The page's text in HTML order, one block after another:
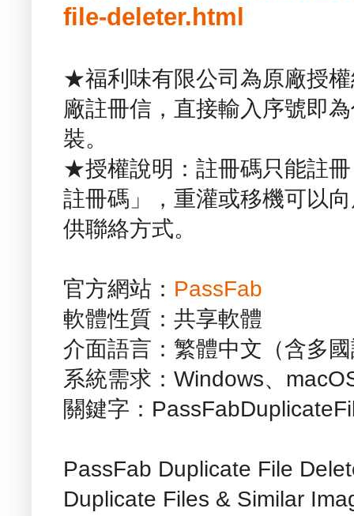
file-deleter.html
★福利味有限公司為原廠授
廠註冊信，直接輸入序號即
裝。
★授權說明：註冊碼只能註
註冊碼」，重灌或移機可以
供聯絡方式。
官方網站： PassFab
軟體性質：共享軟體
介面語言：繁體中文（含多
系統需求：Windows、
關鍵字：
PassFab Duplicate File
Duplicate Files & Similar